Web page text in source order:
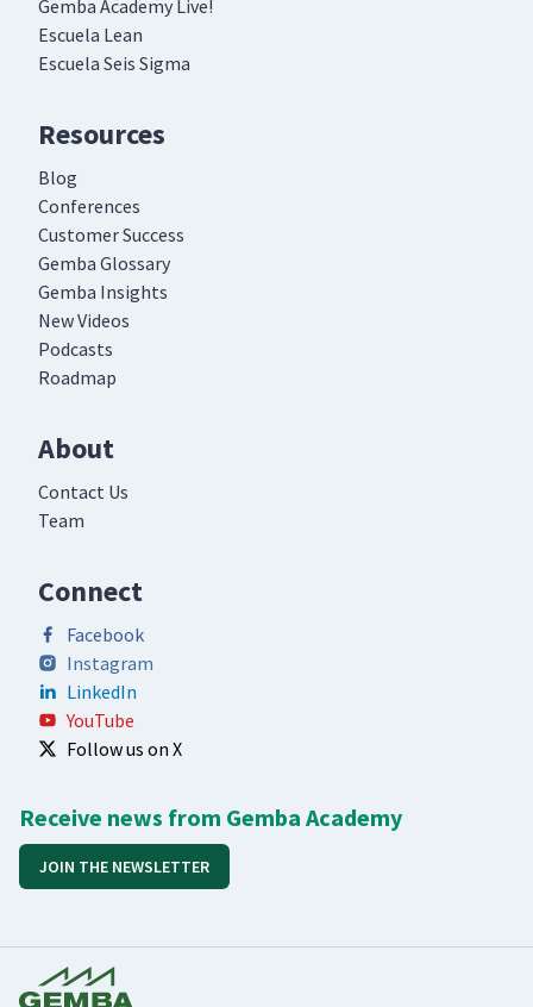
Gemba Academy Live!
Escuela Lean
Escuela Seis Sigma
Resources
Blog
Conferences
Customer Success
Gemba Glossary
Gemba Insights
New Videos
Podcasts
Roadmap
About
Contact Us
Team
Connect
Facebook
Instagram
LinkedIn
YouTube
Follow us on X
Receive news from Gemba Academy
JOIN THE NEWSLETTER